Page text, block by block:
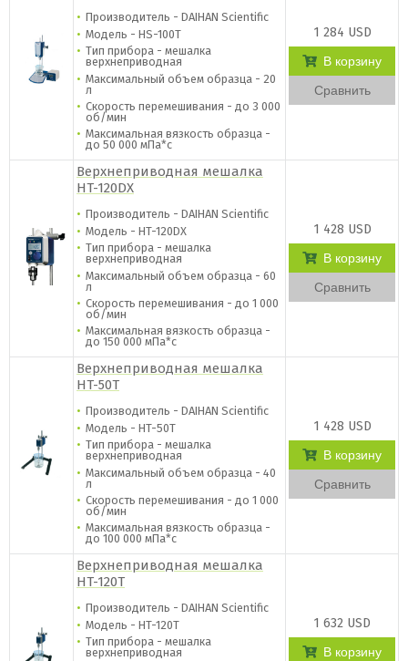
Производитель - DAIHAN Scientific
Модель - HS-100T
Тип прибора - мешалка
верхнеприводная
Максимальный объем образца - 20
л
Скорость перемешивания - до 3 000
об/мин
Максимальная вязкость образца -
до 50 000 мПа*с
1 284 USD
В корзину
Сравнить
Верхнеприводная мешалка
HT-120DX
Производитель - DAIHAN Scientific
Модель - HT-120DX
Тип прибора - мешалка
верхнеприводная
Максимальный объем образца - 60
л
Скорость перемешивания - до 1 000
об/мин
Максимальная вязкость образца -
до 150 000 мПа*с
1 428 USD
В корзину
Сравнить
Верхнеприводная мешалка
HT-50T
Производитель - DAIHAN Scientific
Модель - HT-50T
Тип прибора - мешалка
верхнеприводная
Максимальный объем образца - 40
л
Скорость перемешивания - до 1 000
об/мин
Максимальная вязкость образца -
до 100 000 мПа*с
1 428 USD
В корзину
Сравнить
Верхнеприводная мешалка
HT-120T
Производитель - DAIHAN Scientific
Модель - HT-120T
Тип прибора - мешалка
верхнеприводная
1 632 USD
В корзину